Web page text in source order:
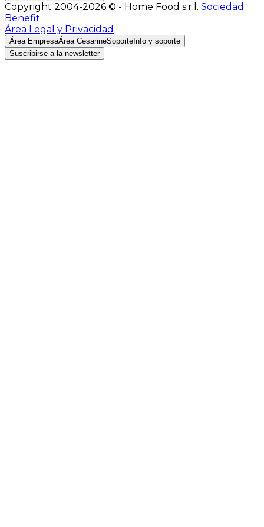
Copyright 2004-2026 © - Home Food s.r.l. Sociedad
Benefit
Área Legal y Privacidad
Área EmpresaÁrea CesarineSoporte Info y soporte
Suscribirse a la newsletter